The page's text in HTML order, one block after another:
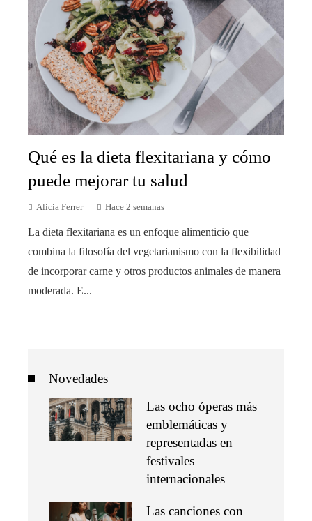
Qué es la dieta flexitariana y cómo
puede mejorar tu salud
Alicia Ferrer Hace 2 semanas
La dieta flexitariana es un enfoque alimenticio que
combina la filosofía del vegetarianismo con la flexibilidad
de incorporar carne y otros productos animales de manera
moderada. E...
Novedades
Las ocho óperas más
emblemáticas y
representadas en
festivales
internacionales
Las canciones con